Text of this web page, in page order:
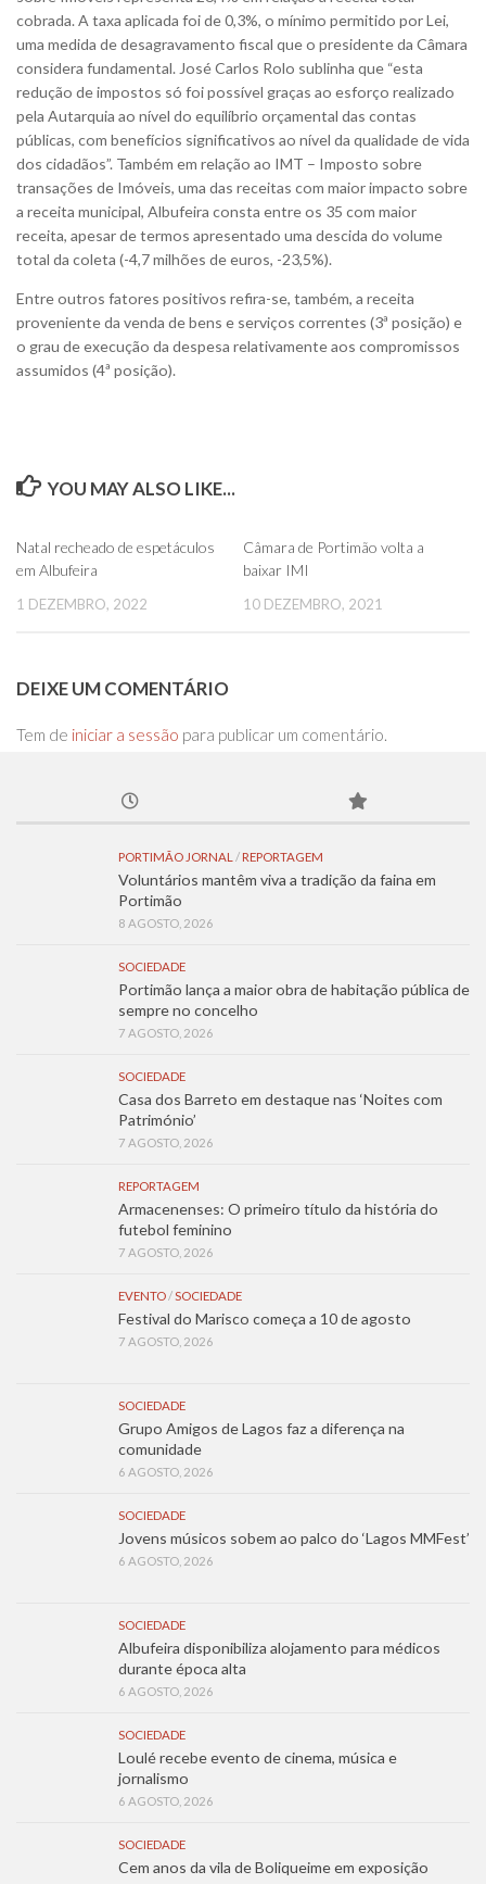
cobrada. A taxa aplicada foi de 0,3%, o mínimo permitido por Lei,
uma medida de desagravamento fiscal que o presidente da Câmara
considera fundamental. José Carlos Rolo sublinha que “esta
redução de impostos só foi possível graças ao esforço realizado
pela Autarquia ao nível do equilíbrio orçamental das contas
públicas, com benefícios significativos ao nível da qualidade de vida
dos cidadãos”. Também em relação ao IMT – Imposto sobre
transações de Imóveis, uma das receitas com maior impacto sobre
a receita municipal, Albufeira consta entre os 35 com maior
receita, apesar de termos apresentado uma descida do volume
total da coleta (-4,7 milhões de euros, -23,5%).
Entre outros fatores positivos refira-se, também, a receita
proveniente da venda de bens e serviços correntes (3ª posição) e
o grau de execução da despesa relativamente aos compromissos
assumidos (4ª posição).
YOU MAY ALSO LIKE...
Natal recheado de espetáculos
em Albufeira
1 DEZEMBRO, 2022
Câmara de Portimão volta a
baixar IMI
10 DEZEMBRO, 2021
DEIXE UM COMENTÁRIO
Tem de iniciar a sessão para publicar um comentário.
PORTIMÃO JORNAL / REPORTAGEM
Voluntários mantêm viva a tradição da faina em
Portimão
8 AGOSTO, 2026
SOCIEDADE
Portimão lança a maior obra de habitação pública de
sempre no concelho
7 AGOSTO, 2026
SOCIEDADE
Casa dos Barreto em destaque nas ‘Noites com
Património’
7 AGOSTO, 2026
REPORTAGEM
Armacenenses: O primeiro título da história do
futebol feminino
7 AGOSTO, 2026
EVENTO / SOCIEDADE
Festival do Marisco começa a 10 de agosto
7 AGOSTO, 2026
SOCIEDADE
Grupo Amigos de Lagos faz a diferença na
comunidade
6 AGOSTO, 2026
SOCIEDADE
Jovens músicos sobem ao palco do ‘Lagos MMFest’
6 AGOSTO, 2026
SOCIEDADE
Albufeira disponibiliza alojamento para médicos
durante época alta
6 AGOSTO, 2026
SOCIEDADE
Loulé recebe evento de cinema, música e
jornalismo
6 AGOSTO, 2026
SOCIEDADE
Cem anos da vila de Boliqueime em exposição